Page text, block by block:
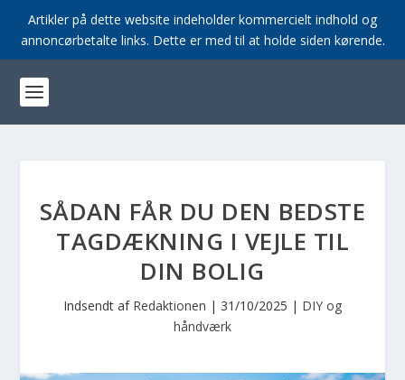
Artikler på dette website indeholder kommercielt indhold og
annoncørbetalte links. Dette er med til at holde siden kørende.
SÅDAN FÅR DU DEN BEDSTE
TAGDÆKNING I VEJLE TIL
DIN BOLIG
Indsendt af Redaktionen | 31/10/2025 | DIY og
håndværk